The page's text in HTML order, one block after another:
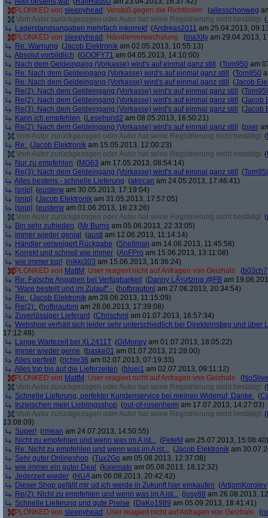
PLONKED von sleepyhead : Verstoß gegen die Richtlinien (allesschonweg
Vom Autor zurückgezogen oder Autor hat seine Registrierung nicht bestätigt (
Lagerstandsangaben mehrfach inkorrekt (Andreas2011 am 25.04.2013,
PLONKED von sleepyhead : Händlerverwechslung (maXity am 29.04.2013,
Re: Warnung (Jacob Elektronik am 02.05.2013, 10:55:13)
Absolut vorbildlich (GOOFY71 am 04.05.2013, 14:10:00)
Nach dem Geldeingang (Vorkasse) wird's auf einmal ganz still
(Tom950 am
Re: Nach dem Geldeingang (Vorkasse) wird's auf einmal ganz still
(Tom950
Re: Nach dem Geldeingang (Vorkasse) wird's auf einmal ganz still
(Jacob
Re(2): Nach dem Geldeingang (Vorkasse) wird's auf einmal ganz still
(
Re(2): Nach dem Geldeingang (Vorkasse) wird's auf einmal ganz still
(Jacob
Re(3): Nach dem Geldeingang (Vorkasse) wird's auf einmal ganz still
(Jacob
Kann ich empfehlen (Lesehund2 am 08.05.2013, 16:50:21)
Re(2): Nach dem Geldeingang (Vorkasse) wird's auf einmal ganz still
(pxer
Vom Autor zurückgezogen oder Autor hat seine Registrierung nicht bestätigt (
Re: (Jacob Elektronik am 15.05.2013, 12:00:23)
Vom Autor zurückgezogen oder Autor hat seine Registrierung nicht bestätigt (
Nur zu empfehlen (MG63 am 17.05.2013, 08:54:14)
Re(3): Nach dem Geldeingang (Vorkasse) wird's auf einmal ganz still
(
Alles bestens - schnelle Lieferung (akircan am 24.05.2013, 17:46:41)
[snip] (eusterw am 30.05.2013, 17:19:04)
[snip] (Jacob Elektronik am 31.05.2013, 17:57:05)
[snip] (eusterw am 01.06.2013, 16:23:26)
Vom Autor zurückgezogen oder Autor hat seine Registrierung nicht bestätigt (
Bin sehr zufrieden (Mr Burns am 05.06.2013, 22:33:05)
immer wieder genial
(austi am 12.06.2013, 11:14:14)
Händler verweigert Rückgabe (Shellman am 14.06.2013, 11:45:58)
Korrekt und schnell wie immer (AnFPro am 15.06.2013, 13:11:08)
wie immer top! (nikki303 am 15.06.2013, 16:36:24)
PLONKED von MattM : User reagiert nicht auf Anfragen von Geizhals (b03ch7
Re: Falsche Angaben bei Verfügbarkeit (Danny LÃ¼rtzing @FB am
"Ware bestellt und im Zulauf" - (hofbrautoni am 27.06.2013, 20:34:54)
Re: (Jacob Elektronik am 28.06.2013, 11:15:09)
Re(2): (hofbrautoni am 28.06.2013, 17:39:08)
Zuverlässiger Lieferant (Chrischmi am 01.07.2013, 16:57:34)
Webshop verhält sich leider sehr unterschiedlich bei Direkteinstieg und über
17:12:48)
Lange Wartezeit bei XL2411T (GiMoney am 01.07.2013, 18:05:22)
Immer wieder gerne (baske01 am 01.07.2013, 21:28:00)
Alles perfekt! (richie36 am 02.07.2013, 07:19:33)
Alles top bis auf die Lieferzeiten (bluei1 am 02.07.2013, 09:11:12)
PLONKED von MattM : User reagiert nicht auf Anfragen von Geizhals (
Vom Autor zurückgezogen oder Autor hat seine Registrierung nicht bestätigt (
Schnelle Lieferung, perfekter Kundenservice bei meinen Widerruf, Danke. (
Inzwischen mein Lieblingsshop (out-of-rosenheim am 17.07.2013, 14:27:03)
Vom Autor zurückgezogen oder Autor hat seine Registrierung nicht bestätigt (
13:08:09)
Super! (rmean am 24.07.2013, 14:50:55)
Nicht zu empfehlen und wenn was im A ist... (PeteM am 25.07.2013, 15:08:40)
Re: Nicht zu empfehlen und wenn was im A ist... (Jacob Elektronik am
Sehr guter Onlineshop (Tux2Go am 05.08.2013, 12:37:08)
wie immer ein guter Deal
(kajemato am 05.08.2013, 18:12:32)
Jederzeit wieder (HUAam 06.08.2013, 20:42:42)
Dieser Shop gefällt mir ud ich werde in Zukunft hier einkaufen (ArtjomKorolev
Re(2): Nicht zu empfehlen und wenn was im A ist... (josy88 am 26.08.2013,
Schnelle Lieferung und gute Preise (DaKo1989 am 05.09.2013, 18:41:41)
PLONKED von sleepyhead : User reagiert nicht auf Anfragen von Geizhals (